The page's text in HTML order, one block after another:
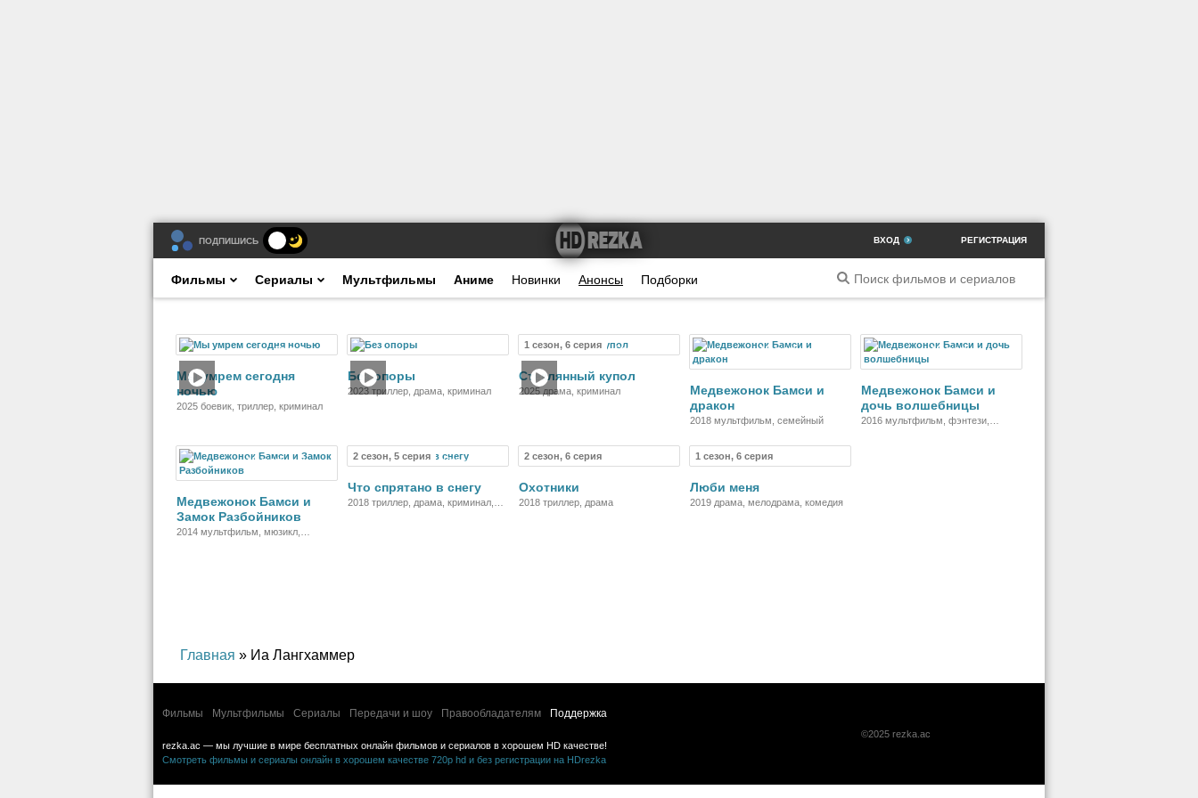
ПОДПИШИСЬ ВХОД РЕГИСТРАЦИЯ
Фильмы Сериалы Мультфильмы Аниме Новинки Анонсы Подборки
Фильм
Мы умрем сегодня
ночью
2025 боевик, триллер, криминал
Без опоры
2023 триллер, драма, криминал
1 сезон, 6 серия Сериал
Стеклянный купол
2025 драма, криминал
Мультфильм
Медвежонок Бамси и
дракон
2018 мультфильм, семейный
Мультфильм
Медвежонок Бамси и
дочь волшебницы
2016 мультфильм, фэнтези,
Мультфильм
Медвежонок Бамси и
Замок Разбойников
2014 мультфильм, мюзикл,
2 сезон, 5 серия Сериал
Что спрятано в снегу
2018 триллер, драма, криминал,
2 сезон, 6 серия
Охотники
2018 триллер, драма
1 сезон, 6 серия
Люби меня
2019 драма, мелодрама, комедия
Главная » Иа Лангхаммер
Фильмы Мультфильмы Сериалы Передачи и шоу Правообладателям Поддержка
rezka.ac — мы лучшие в мире бесплатных онлайн фильмов и сериалов в хорошем HD качестве!
Смотреть фильмы и сериалы онлайн в хорошем качестве 720p hd и без регистрации на HDrezka
©2025 rezka.ac